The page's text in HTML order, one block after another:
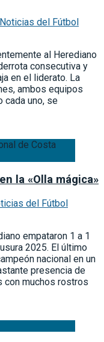
del Fútbol
al Herediano
consecutiva y
en el liderato. La
ambos equipos
cada uno, se
de Costa
la «Olla mágica»
del Fútbol
empataron 1 a 1
2025. El último
nacional en un
presencia de
con muchos rostros